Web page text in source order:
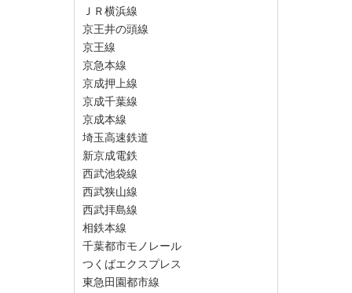
ＪＲ横浜線
京王井の頭線
京王線
京急本線
京成押上線
京成千葉線
京成本線
埼玉高速鉄道
新京成電鉄
西武池袋線
西武狭山線
西武拝島線
相鉄本線
千葉都市モノレール
つくばエクスプレス
東急田園都市線